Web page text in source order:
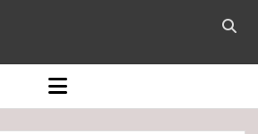
Open
bar
open
menu